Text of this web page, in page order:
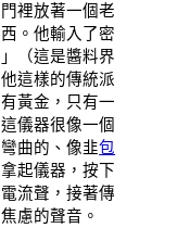
裡放著一個老
。他輸入了密
（這是醬料界
這樣的傳統派
黃金，只有一
儀器很像一個
曲的、像韭包
起儀器，按下
流聲，接著傳
慮的聲音。